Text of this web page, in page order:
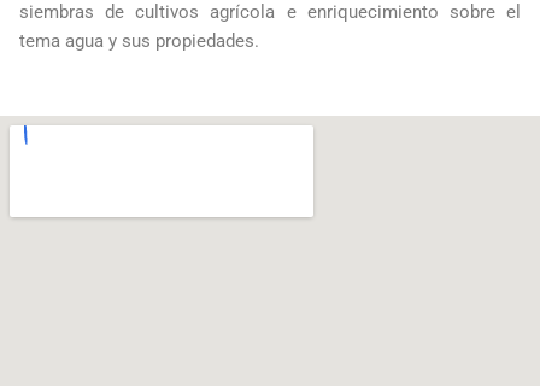
siembras de cultivos agrícola e enriquecimiento sobre el
tema agua y sus propiedades.